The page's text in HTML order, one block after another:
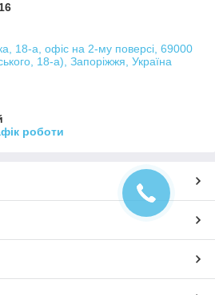
18-а, офіс на 2-му поверсі, 69000
18-а), Запоріжжя, Україна
роботи